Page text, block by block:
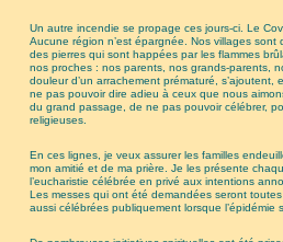
Un autre incendie se propage ces jours-ci. Le
Aucune région n’est épargnée. Nos villages
des pierres qui sont happées par les flammes
nos proches : nos parents, nos grands-parents,
douleur d’un arrachement prématuré,
ne pas pouvoir dire adieu à ceux que nous
du grand passage, de ne pas pouvoir célébrer,
religieuses.
En ces lignes, je veux assurer les familles
mon amitié et de ma prière. Je les présente
l’eucharistie célébrée en privé aux intentions
Les messes qui ont été demandées seront
aussi célébrées publiquement lorsque l’épidémie